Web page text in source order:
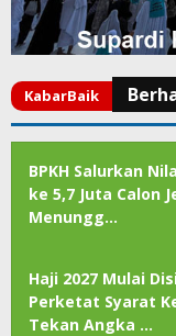
BPKH Salurkan
ke 5,7 Juta Calon
Menungg…
Haji 2027 Mulai
Perketat Syarat
Tekan Angka …